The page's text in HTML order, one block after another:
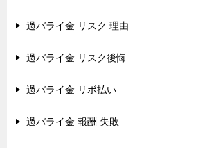
過バライ金 リスク 理由
過バライ金 リスク後悔
過バライ金 リボ払い
過バライ金 報酬 失敗